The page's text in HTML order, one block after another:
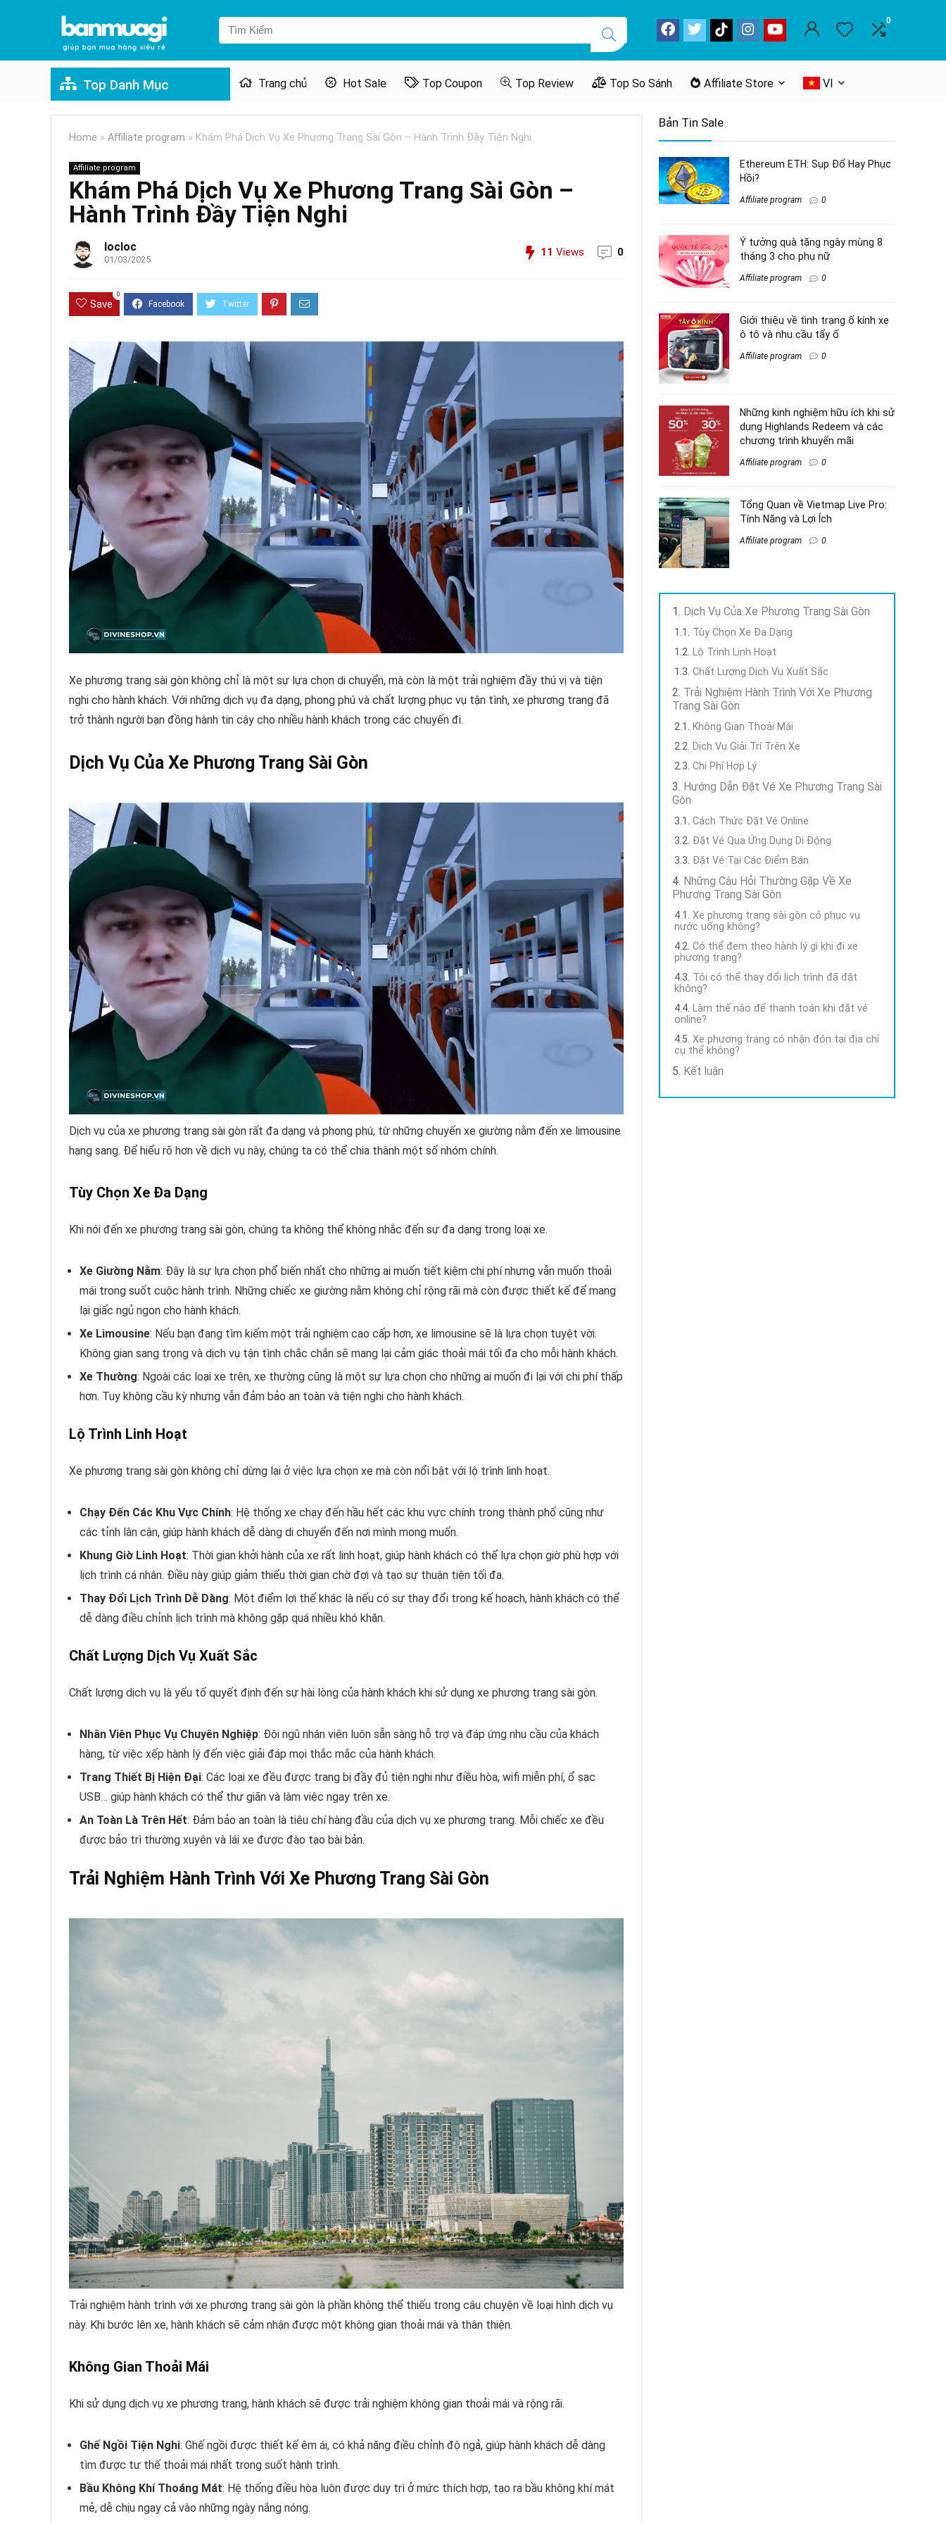
0
Top Danh Mục Trang chủ Hot Sale Top Coupon Top Review Top So Sánh Affiliate Store VI
Home » Affiliate program » Khám Phá Dịch Vụ Xe Phương Trang Sài Gòn – Hành Trình Đầy Tiện Nghi
Affiliate program
Khám Phá Dịch Vụ Xe Phương Trang Sài Gòn –
Hành Trình Đầy Tiện Nghi
locloc
01/03/2025
11 Views 0
Save
0
Xe phương trang sài gòn không chỉ là một sự lựa chọn di chuyển, mà còn là một trải nghiệm đầy thú vị và tiện
nghi cho hành khách. Với những dịch vụ đa dạng, phong phú và chất lượng phục vụ tận tình, xe phương trang đã
trở thành người bạn đồng hành tin cậy cho nhiều hành khách trong các chuyến đi.
Dịch Vụ Của Xe Phương Trang Sài Gòn
Dịch vụ của xe phương trang sài gòn rất đa dạng và phong phú, từ những chuyến xe giường nằm đến xe limousine
hạng sang. Để hiểu rõ hơn về dịch vụ này, chúng ta có thể chia thành một số nhóm chính.
Tùy Chọn Xe Đa Dạng
Khi nói đến xe phương trang sài gòn, chúng ta không thể không nhắc đến sự đa dạng trong loại xe.
Xe Giường Nằm: Đây là sự lựa chọn phổ biến nhất cho những ai muốn tiết kiệm chi phí nhưng vẫn muốn thoải
mái trong suốt cuộc hành trình. Những chiếc xe giường nằm không chỉ rộng rãi mà còn được thiết kế để mang
lại giấc ngủ ngon cho hành khách.
Xe Limousine: Nếu bạn đang tìm kiếm một trải nghiệm cao cấp hơn, xe limousine sẽ là lựa chọn tuyệt vời.
Không gian sang trọng và dịch vụ tận tình chắc chắn sẽ mang lại cảm giác thoải mái tối đa cho mỗi hành khách.
Xe Thường: Ngoài các loại xe trên, xe thường cũng là một sự lựa chọn cho những ai muốn đi lại với chi phí thấp
hơn. Tuy không cầu kỳ nhưng vẫn đảm bảo an toàn và tiện nghi cho hành khách.
Lộ Trình Linh Hoạt
Xe phương trang sài gòn không chỉ dừng lại ở việc lựa chọn xe mà còn nổi bật với lộ trình linh hoạt.
Chạy Đến Các Khu Vực Chính: Hệ thống xe chạy đến hầu hết các khu vực chính trong thành phố cũng như
các tỉnh lân cận, giúp hành khách dễ dàng di chuyển đến nơi mình mong muốn.
Khung Giờ Linh Hoạt: Thời gian khởi hành của xe rất linh hoạt, giúp hành khách có thể lựa chọn giờ phù hợp với
lịch trình cá nhân. Điều này giúp giảm thiểu thời gian chờ đợi và tạo sự thuận tiện tối đa.
Thay Đổi Lịch Trình Dễ Dàng: Một điểm lợi thế khác là nếu có sự thay đổi trong kế hoạch, hành khách có thể
dễ dàng điều chỉnh lịch trình mà không gặp quá nhiều khó khăn.
Chất Lượng Dịch Vụ Xuất Sắc
Chất lượng dịch vụ là yếu tố quyết định đến sự hài lòng của hành khách khi sử dụng xe phương trang sài gòn.
Nhân Viên Phục Vụ Chuyên Nghiệp: Đội ngũ nhân viên luôn sẵn sàng hỗ trợ và đáp ứng nhu cầu của khách
hàng, từ việc xếp hành lý đến việc giải đáp mọi thắc mắc của hành khách.
Trang Thiết Bị Hiện Đại: Các loại xe đều được trang bị đầy đủ tiện nghi như điều hòa, wifi miễn phí, ổ sạc
USB… giúp hành khách có thể thư giãn và làm việc ngay trên xe.
An Toàn Là Trên Hết: Đảm bảo an toàn là tiêu chí hàng đầu của dịch vụ xe phương trang. Mỗi chiếc xe đều
được bảo trì thường xuyên và lái xe được đào tạo bài bản.
Trải Nghiệm Hành Trình Với Xe Phương Trang Sài Gòn
Trải nghiệm hành trình với xe phương trang sài gòn là phần không thể thiếu trong câu chuyện về loại hình dịch vụ
này. Khi bước lên xe, hành khách sẽ cảm nhận được một không gian thoải mái và thân thiện.
Không Gian Thoải Mái
Khi sử dụng dịch vụ xe phương trang, hành khách sẽ được trải nghiệm không gian thoải mái và rộng rãi.
Ghế Ngồi Tiện Nghi: Ghế ngồi được thiết kế êm ái, có khả năng điều chỉnh độ ngả, giúp hành khách dễ dàng
tìm được tư thế thoải mái nhất trong suốt hành trình.
Bầu Không Khí Thoáng Mát: Hệ thống điều hòa luôn được duy trì ở mức thích hợp, tạo ra bầu không khí mát
mẻ, dễ chịu ngay cả vào những ngày nắng nóng.
Bản Tin Sale
Ethereum ETH: Sụp Đổ Hay Phục
Hồi?
Affiliate program 0
Ý tưởng quà tặng ngày mùng 8
tháng 3 cho phụ nữ
Affiliate program 0
Giới thiệu về tình trạng ố kính xe
ô tô và nhu cầu tẩy ố
Affiliate program 0
Những kinh nghiệm hữu ích khi sử
dụng Highlands Redeem và các
chương trình khuyến mãi
Affiliate program 0
Tổng Quan về Vietmap Live Pro:
Tính Năng và Lợi Ích
Affiliate program 0
Dịch Vụ Của Xe Phương Trang Sài Gòn
Tùy Chọn Xe Đa Dạng
Lộ Trình Linh Hoạt
Chất Lượng Dịch Vụ Xuất Sắc
Trải Nghiệm Hành Trình Với Xe Phương
Trang Sài Gòn
Không Gian Thoải Mái
Dịch Vụ Giải Trí Trên Xe
Chi Phí Hợp Lý
Hướng Dẫn Đặt Vé Xe Phương Trang Sài
Gòn
Cách Thức Đặt Vé Online
Đặt Vé Qua Ứng Dụng Di Động
Đặt Vé Tại Các Điểm Bán
Những Câu Hỏi Thường Gặp Về Xe
Phương Trang Sài Gòn
Xe phương trang sài gòn có phục vụ
nước uống không?
Có thể đem theo hành lý gì khi đi xe
phương trang?
Tôi có thể thay đổi lịch trình đã đặt
không?
Làm thế nào để thanh toán khi đặt vé
online?
Xe phương trang có nhận đón tại địa chỉ
cụ thể không?
Kết luận